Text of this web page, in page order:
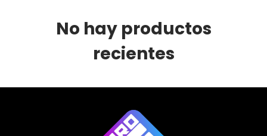
No hay productos
recientes